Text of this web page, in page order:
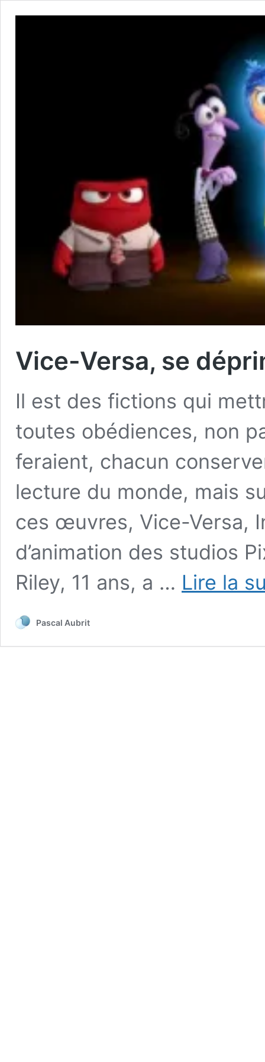
Vice-Versa, se
Il est des fictions qui
toutes obédiences, non
feraient, chacun
lecture du monde, mais
ces œuvres, Vice-Versa,
d’animation des studios
Riley, 11 ans, a … Lire la
Pascal Aubrit